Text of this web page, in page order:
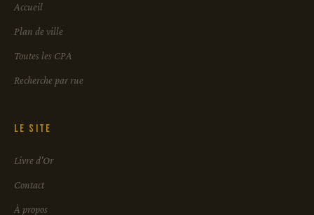
Accueil
Plan de ville
Toutes les CPA
Recherche par rue
Le site
Livre d'Or
Contact
À propos